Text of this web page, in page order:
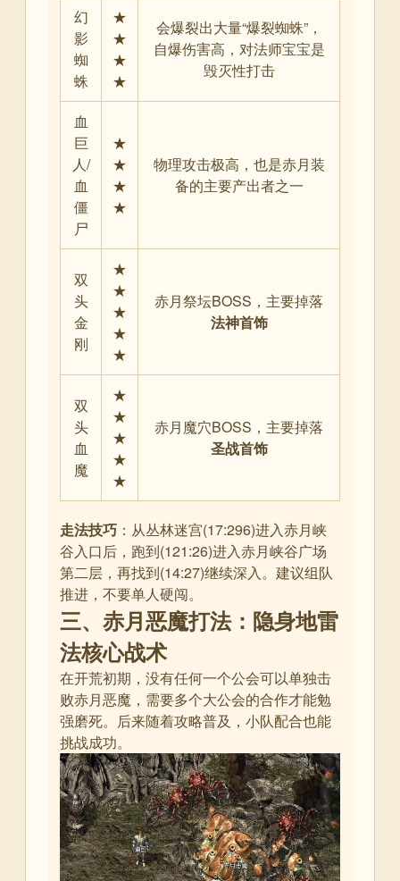
幻
影
蜘
蛛
★
★
★
★
会爆裂出大量“爆裂蜘蛛”，
自爆伤害高，对法师宝宝是
毁灭性打击
血
巨
人/
血
僵
尸
★
★
★
★
物理攻击极高，也是赤月装
备的主要产出者之一
双
头
金
刚
★
★
★
★
★
赤月祭坛BOSS，主要掉落
法神首饰
双
头
血
魔
★
★
★
★
★
赤月魔穴BOSS，主要掉落
圣战首饰
走法技巧 ：从丛林迷宫(17:296)进入赤月峡
谷入口后，跑到(121:26)进入赤月峡谷广场
第二层，再找到(14:27)继续深入。建议组队
推进，不要单人硬闯。
三、赤月恶魔打法：隐身地雷
法核心战术
在开荒初期，没有任何一个公会可以单独击
败赤月恶魔，需要多个大公会的合作才能勉
强磨死。后来随着攻略普及，小队配合也能
挑战成功。